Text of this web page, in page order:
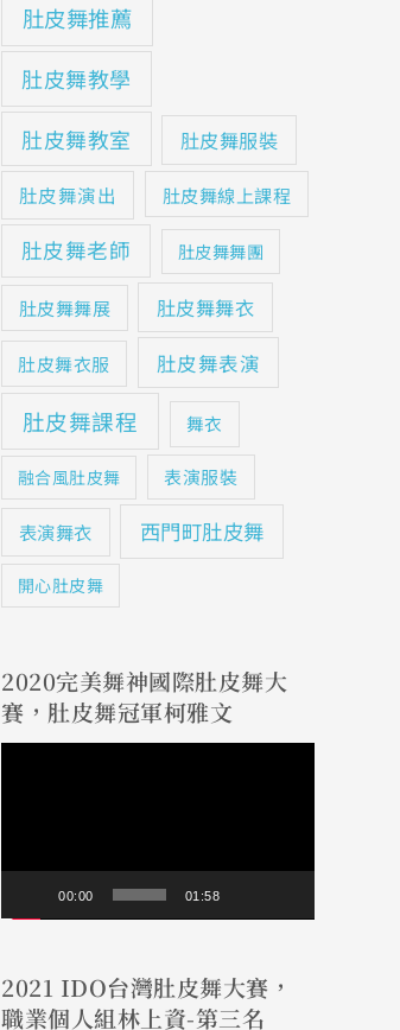
肚皮舞推薦
肚皮舞教學
肚皮舞教室
肚皮舞服裝
肚皮舞演出 肚皮舞線上課程
肚皮舞老師 肚皮舞舞團
肚皮舞舞展 肚皮舞舞衣
肚皮舞衣服 肚皮舞表演
肚皮舞課程 舞衣
融合風肚皮舞 表演服裝
表演舞衣 西門町肚皮舞
開心肚皮舞
2020完美舞神國際肚皮舞大
賽，肚皮舞冠軍柯雅文
放
器
00:00 01:58
2021 IDO台灣肚皮舞大賽，
職業個人組林上資-第三名